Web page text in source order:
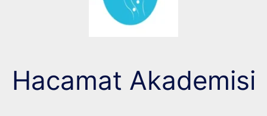
Hacamat Akademisi